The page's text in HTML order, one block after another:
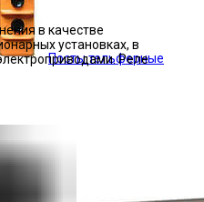
Посты тельферные
в качестве
установках, в
Реле